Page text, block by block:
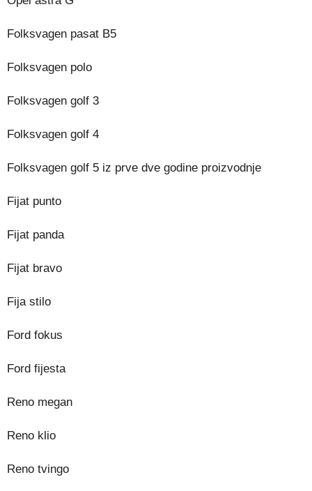
Folksvagen pasat B5
Folksvagen polo
Folksvagen golf 3
Folksvagen golf 4
Folksvagen golf 5 iz prve dve godine proizvodnje
Fijat punto
Fijat panda
Fijat bravo
Fija stilo
Ford fokus
Ford fijesta
Reno megan
Reno klio
Reno tvingo